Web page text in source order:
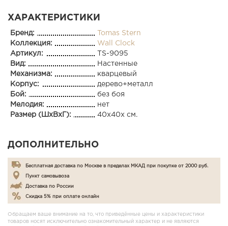
ХАРАКТЕРИСТИКИ
Бренд:
Tomas Stern
Коллекция:
Wall Clock
Артикул:
TS-9095
Вид:
Настенные
Механизма:
кварцевый
Корпус:
дерево+металл
Бой:
без боя
Мелодия:
нет
Размер (ШхВхГ):
40x40x см.
ДОПОЛНИТЕЛЬНО
Бесплатная доставка по Москве в пределах МКАД при покупке от 2000 руб.
Пункт самовывоза
Доставка по России
Скидка 5% при оплате онлайн
Обращаем ваше внимание на то, что приведённые цены и характеристики
товаров носят исключительно ознакомительный характер и не являются